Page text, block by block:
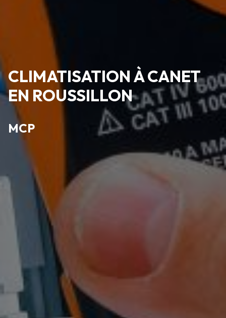
CLIMATISATION À CANET
EN ROUSSILLON
MCP